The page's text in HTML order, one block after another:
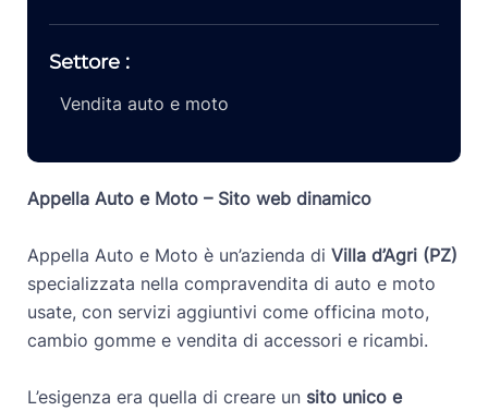
Settore :
Vendita auto e moto
Appella Auto e Moto – Sito web dinamico
Appella Auto e Moto è un’azienda di Villa d’Agri (PZ)
specializzata nella compravendita di auto e moto
usate, con servizi aggiuntivi come officina moto,
cambio gomme e vendita di accessori e ricambi.
L’esigenza era quella di creare un sito unico e